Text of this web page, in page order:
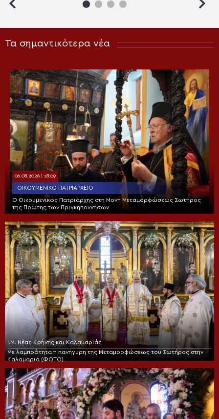
Τα σημαντικότερα νέα
06.08.2026 | 18:09
ΟΙΚΟΥΜΕΝΙΚΌ ΠΑΤΡΙΑΡΧΕΊΟ
Ο Οικουμενικός Πατριάρχης στη Μονή Μεταμορφώσεως Σωτήρος
της Πρώτης των Πριγκηποννήσων
Ι.Μ. Νέας Κρήνης και Καλαμαριάς
Με λαμπρότητα η πανήγυρη της Μεταμορφώσεως του Σωτήρος στην
Καλαμαριά (ΦΩΤΟ)